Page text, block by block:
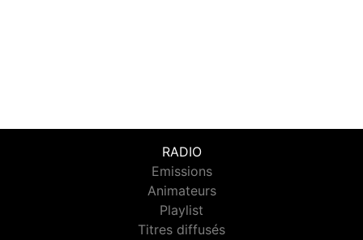
RADIO
Emissions
Animateurs
Playlist
Titres diffusés